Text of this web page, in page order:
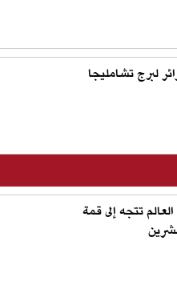
ألف زائر لبرج تشامليجا
تتجه إلى قمة